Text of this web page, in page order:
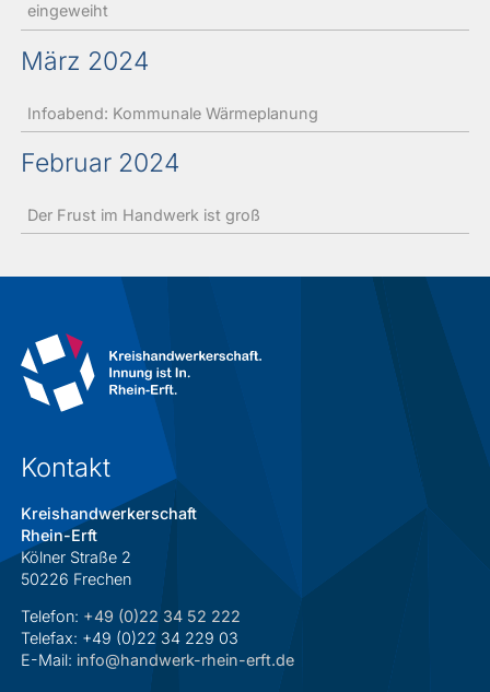
eingeweiht
März 2024
Infoabend: Kommunale Wärmeplanung
Februar 2024
Der Frust im Handwerk ist groß
Kontakt
Kreishandwerkerschaft
Rhein-Erft
Kölner Straße 2
50226 Frechen
Telefon: +49 (0)22 34 52 222
Telefax: +49 (0)22 34 229 03
E-Mail: info@handwerk-rhein-erft.de